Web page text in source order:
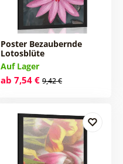
Poster Bezaubernde
Lotosblüte
Auf Lager
ab 7,54 € 9,42 €